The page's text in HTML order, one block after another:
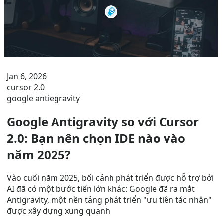
Jan 6, 2026
cursor 2.0
google antiegravity
Google Antigravity so với Cursor
2.0: Bạn nên chọn IDE nào vào
năm 2025?
Vào cuối năm 2025, bối cảnh phát triển được hỗ trợ bởi
AI đã có một bước tiến lớn khác: Google đã ra mắt
Antigravity, một nền tảng phát triển "ưu tiên tác nhân"
được xây dựng xung quanh